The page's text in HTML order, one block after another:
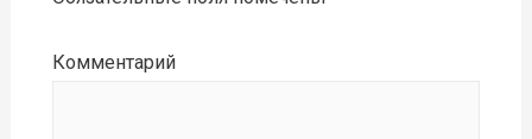
Комментарий